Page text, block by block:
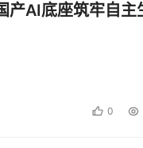
动的互联网新兴行业飞
人才培养的职业教育机
望和机遇的行业，坚守
产AI底座筑牢自主
0